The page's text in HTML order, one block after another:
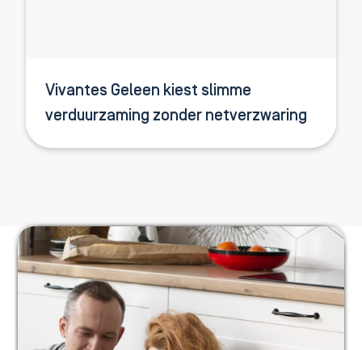
Vivantes Geleen kiest slimme
verduurzaming zonder netverzwaring